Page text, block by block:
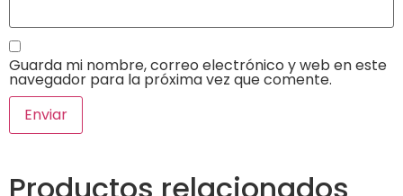
Guarda mi nombre, correo electrónico y web en este
navegador para la próxima vez que comente.